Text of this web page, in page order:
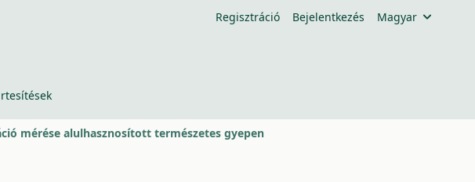
Regisztráció Bejelentkezés Magyar
mérése alulhasznosított természetes gyepen